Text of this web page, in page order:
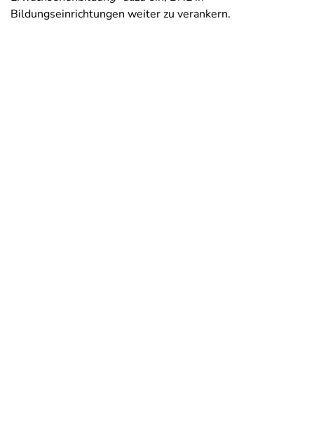
Bildungseinrichtungen weiter zu verankern.